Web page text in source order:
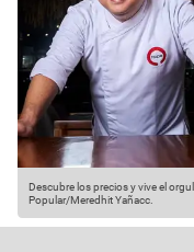
Descubre los precios y vive el
Popular/Meredhit Yañacc.